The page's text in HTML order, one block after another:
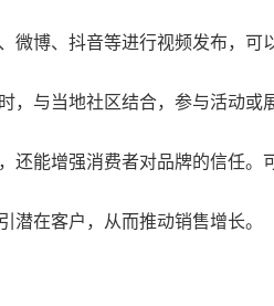
微博、抖音等进行视频发布，可
，与当地社区结合，参与活动或
还能增强消费者对品牌的信任。
在客户，从而推动销售增长。